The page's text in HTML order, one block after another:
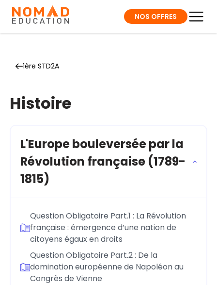
NOS OFFRES
1ère STD2A
Histoire
L'Europe bouleversée par la
Révolution française (1789-
1815)
Question Obligatoire Part.1 : La Révolution
française : émergence d’une nation de
citoyens égaux en droits
Question Obligatoire Part.2 : De la
domination européenne de Napoléon au
Congrès de Vienne